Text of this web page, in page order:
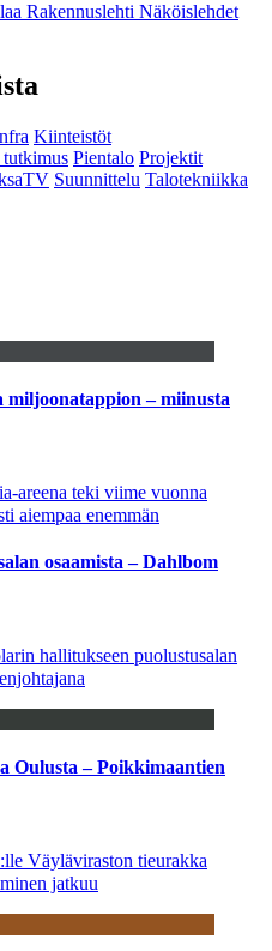
Rakennuslehti Näköislehdet
Kiinteistöt
Pientalo Projektit
Suunnittelu Talotekniikka
miljoonatappion – miinusta
areena teki viime vuonna
aiempaa enemmän
osaamista – Dahlbom
hallitukseen puolustusalan
Oulusta – Poikkimaantien
Väyläviraston tieurakka
jatkuu